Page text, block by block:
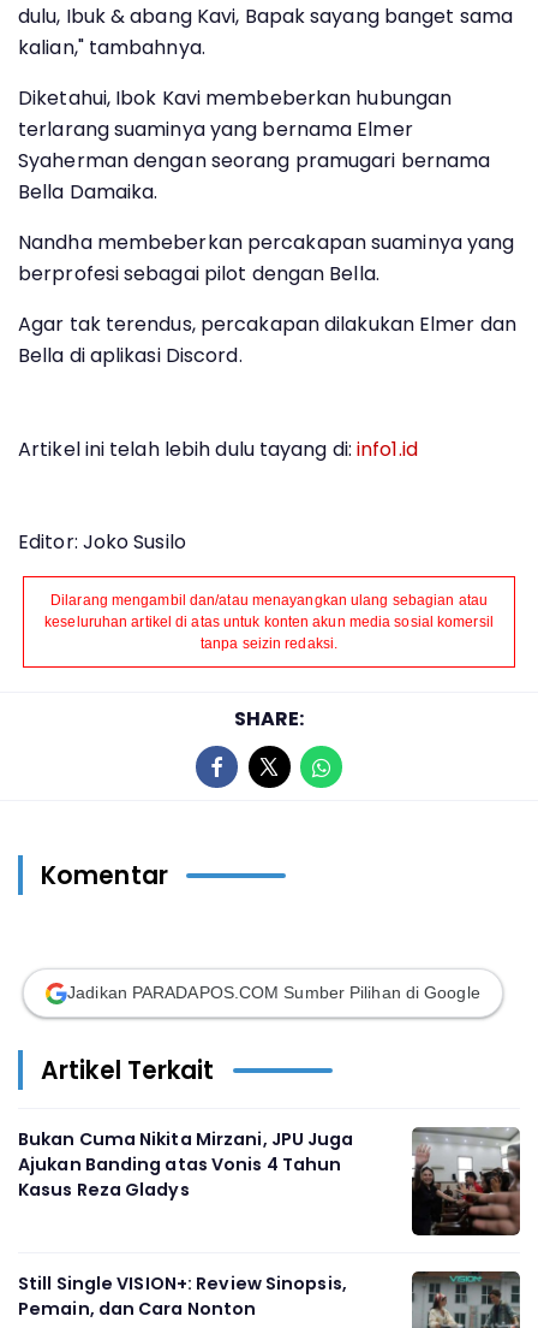
dulu, Ibuk & abang Kavi, Bapak sayang banget sama
kalian," tambahnya.
Diketahui, Ibok Kavi membeberkan hubungan
terlarang suaminya yang bernama Elmer
Syaherman dengan seorang pramugari bernama
Bella Damaika.
Nandha membeberkan percakapan suaminya yang
berprofesi sebagai pilot dengan Bella.
Agar tak terendus, percakapan dilakukan Elmer dan
Bella di aplikasi Discord.
Artikel ini telah lebih dulu tayang di: info1.id
Editor: Joko Susilo
Dilarang mengambil dan/atau menayangkan ulang sebagian atau
keseluruhan artikel di atas untuk konten akun media sosial komersil
tanpa seizin redaksi.
SHARE:
Komentar
Jadikan PARADAPOS.COM Sumber Pilihan di Google
Artikel Terkait
Bukan Cuma Nikita Mirzani, JPU Juga
Ajukan Banding atas Vonis 4 Tahun
Kasus Reza Gladys
Still Single VISION+: Review Sinopsis,
Pemain, dan Cara Nonton